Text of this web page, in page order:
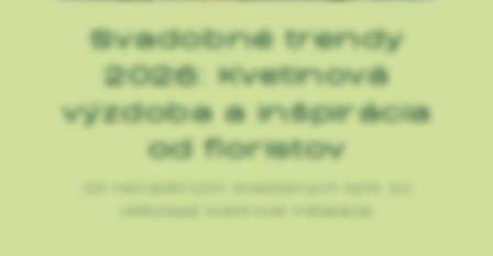
Svadobné trendy
2026: Kvetinová
výzdoba a inšpirácia
od floristov
Od netradičných svadobných kytíc po